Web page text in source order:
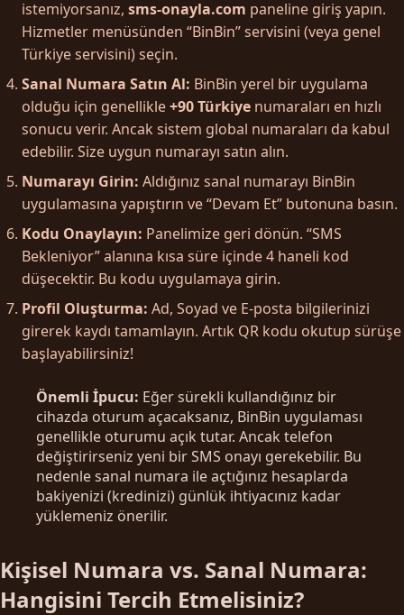
istemiyorsanız, sms-onayla.com paneline giriş yapın.
Hizmetler menüsünden “BinBin” servisini (veya genel
Türkiye servisini) seçin.
Sanal Numara Satın Al: BinBin yerel bir uygulama
olduğu için genellikle+90 Türkiye numaraları en hızlı
sonucu verir. Ancak sistem global numaraları da kabul
edebilir. Size uygun numarayı satın alın.
Numarayı Girin: Aldığınız sanal numarayı BinBin
uygulamasına yapıştırın ve “Devam Et” butonuna basın.
Kodu Onaylayın: Panelimize geri dönün. “SMS
Bekleniyor” alanına kısa süre içinde 4 haneli kod
düşecektir. Bu kodu uygulamaya girin.
Profil Oluşturma: Ad, Soyad ve E-posta bilgilerinizi
girerek kaydı tamamlayın. Artık QR kodu okutup sürüşe
başlayabilirsiniz!
Önemli İpucu: Eğer sürekli kullandığınız bir
cihazda oturum açacaksanız, BinBin uygulaması
genellikle oturumu açık tutar. Ancak telefon
değiştirirseniz yeni bir SMS onayı gerekebilir. Bu
nedenle sanal numara ile açtığınız hesaplarda
bakiyenizi (kredinizi) günlük ihtiyacınız kadar
yüklemeniz önerilir.
Kişisel Numara vs. Sanal Numara:
Hangisini Tercih Etmelisiniz?